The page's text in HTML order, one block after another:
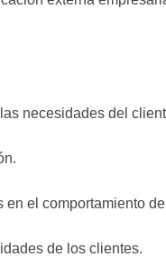
necesidades del
en el comportamiento
de los clientes.